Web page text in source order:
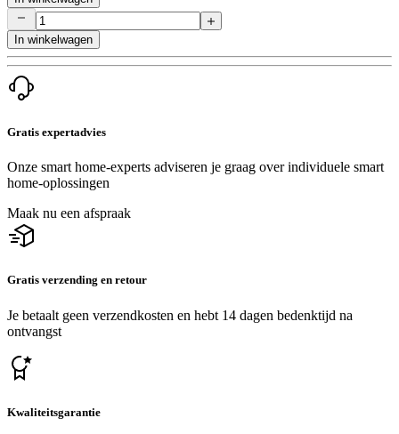
In winkelwagen
Gratis expertadvies
Onze smart home-experts adviseren je graag over individuele smart
home-oplossingen
Maak nu een afspraak
Gratis verzending en retour
Je betaalt geen verzendkosten en hebt 14 dagen bedenktijd na
ontvangst
Kwaliteitsgarantie